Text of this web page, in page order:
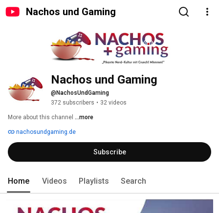
Nachos und Gaming
Nachos und Gaming
@NachosUndGaming
372 subscribers • 32 videos
More about this channel ...more
nachosundgaming.de
Subscribe
Home Videos Playlists Search